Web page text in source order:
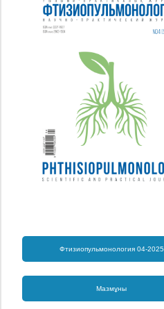
Фтизиопульмонология 04-2025
Мазмұны